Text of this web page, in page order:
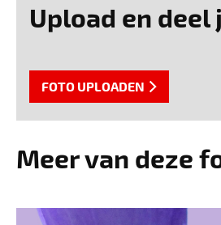
Upload en deel
FOTO UPLOADEN
Meer van deze